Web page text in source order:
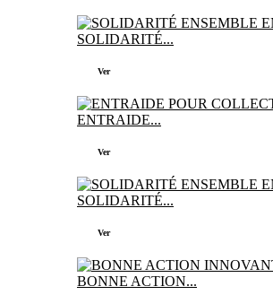
SOLIDARITÉ...
Ver
ENTRAIDE...
Ver
SOLIDARITÉ...
Ver
BONNE ACTION...